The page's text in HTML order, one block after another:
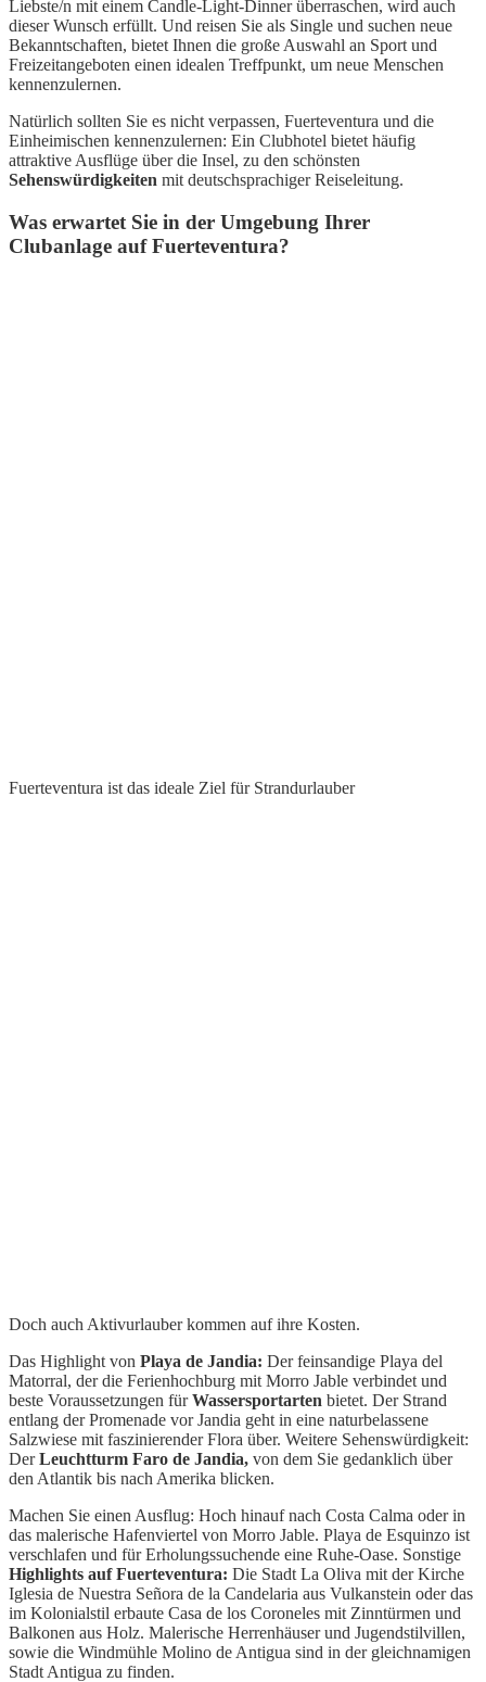
Liebste/n mit einem Candle-Light-Dinner überraschen, wird auch
dieser Wunsch erfüllt. Und reisen Sie als Single und suchen neue
Bekanntschaften, bietet Ihnen die große Auswahl an Sport und
Freizeitangeboten einen idealen Treffpunkt, um neue Menschen
kennenzulernen.
Natürlich sollten Sie es nicht verpassen, Fuerteventura und die
Einheimischen kennenzulernen: Ein Clubhotel bietet häufig
attraktive Ausflüge über die Insel, zu den schönsten
Sehenswürdigkeiten mit deutschsprachiger Reiseleitung.
Was erwartet Sie in der Umgebung Ihrer
Clubanlage auf Fuerteventura?
Fuerteventura ist das ideale Ziel für Strandurlauber
Doch auch Aktivurlauber kommen auf ihre Kosten.
Das Highlight von Playa de Jandia: Der feinsandige Playa del
Matorral, der die Ferienhochburg mit Morro Jable verbindet und
beste Voraussetzungen fürWassersportarten bietet. Der Strand
entlang der Promenade vor Jandia geht in eine naturbelassene
Salzwiese mit faszinierender Flora über. Weitere Sehenswürdigkeit:
DerLeuchtturm Faro de Jandia, von dem Sie gedanklich über
den Atlantik bis nach Amerika blicken.
Machen Sie einen Ausflug: Hoch hinauf nach Costa Calma oder in
das malerische Hafenviertel von Morro Jable. Playa de Esquinzo ist
verschlafen und für Erholungssuchende eine Ruhe-Oase. Sonstige
Highlights auf Fuerteventura: Die Stadt La Oliva mit der Kirche
Iglesia de Nuestra Señora de la Candelaria aus Vulkanstein oder das
im Kolonialstil erbaute Casa de los Coroneles mit Zinntürmen und
Balkonen aus Holz. Malerische Herrenhäuser und Jugendstilvillen,
sowie die Windmühle Molino de Antigua sind in der gleichnamigen
Stadt Antigua zu finden.